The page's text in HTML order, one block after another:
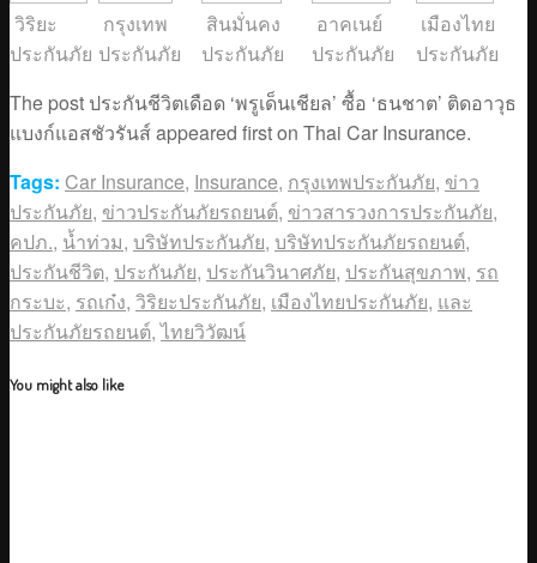
วิริยะ
ประกันภัย
กรุงเทพ
ประกันภัย
สินมั่นคง
ประกันภัย
อาคเนย์
ประกันภัย
เมืองไทย
ประกันภัย
The post ประกันชีวิตเดือด ‘พรูเด็นเชียล’ ซื้อ ‘ธนชาต’ ติดอาวุธ
แบงก์แอสชัวรันส์ appeared first on Thai Car Insurance.
Tags: Car Insurance, Insurance, กรุงเทพประกันภัย, ข่าว
ประกันภัย, ข่าวประกันภัยรถยนต์, ข่าวสารวงการประกันภัย,
คปภ., น้ำท่วม, บริษัทประกันภัย, บริษัทประกันภัยรถยนต์,
ประกันชีวิต, ประกันภัย, ประกันวินาศภัย, ประกันสุขภาพ, รถ
กระบะ, รถเก๋ง, วิริยะประกันภัย, เมืองไทยประกันภัย, และ
ประกันภัยรถยนต์,ไทยวิวัฒน์
You might also like